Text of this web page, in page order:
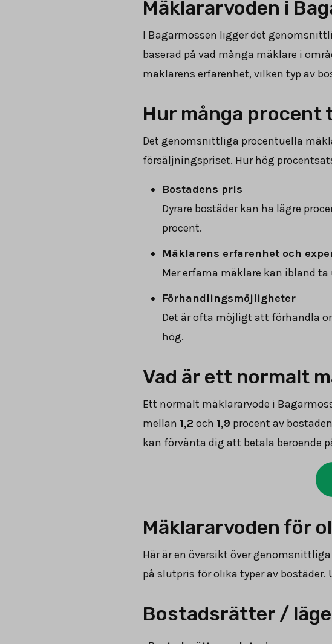
Mäklararvoden i
I Bagarmossen ligger det
baserad på vad många mäklare i
mäklarens erfarenhet, vilken typ av
Hur många procent
Det genomsnittliga procentuella
försäljningspriset. Hur hög
Bostadens pris
Dyrare bostäder kan ha lägre
procent.
Mäklarens erfarenhet och
Mer erfarna mäklare kan ibland ta
Förhandlingsmöjligheter
Det är ofta möjligt att förhandla
hög.
Vad är ett normalt
Ett normalt mäklararvode i
mellan 1,2 och 1,9 procent av
kan förvänta dig att betala beroende
Mäklararvoden för
Här är en översikt över
på slutpris för olika typer av
Bostadsrätter /